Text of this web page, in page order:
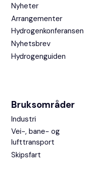
Nyheter
Arrangementer
Hydrogenkonferansen
Nyhetsbrev
Hydrogenguiden
Bruksområder
Industri
Vei-, bane- og
lufttransport
Skipsfart